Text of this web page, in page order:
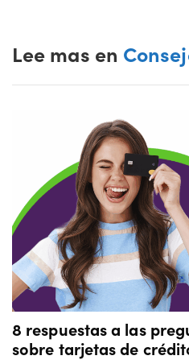
Lee mas en
8 respuestas a las
sobre tarjetas de